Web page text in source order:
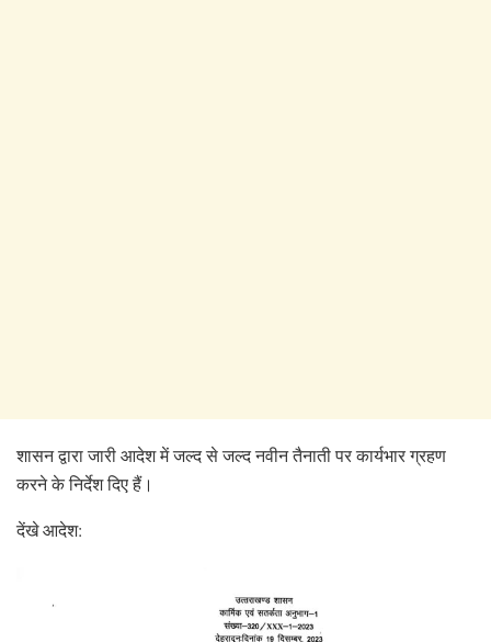
शासन द्वारा जारी आदेश में जल्द से जल्द नवीन तैनाती पर कार्यभार ग्रहण
करने के निर्देश दिए हैं।
देंखे आदेश: